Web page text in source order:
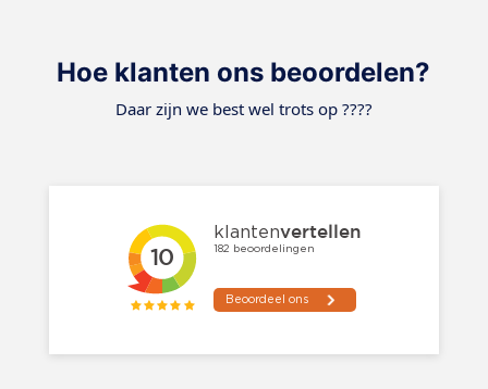
Hoe klanten ons beoordelen?
Daar zijn we best wel trots op ????